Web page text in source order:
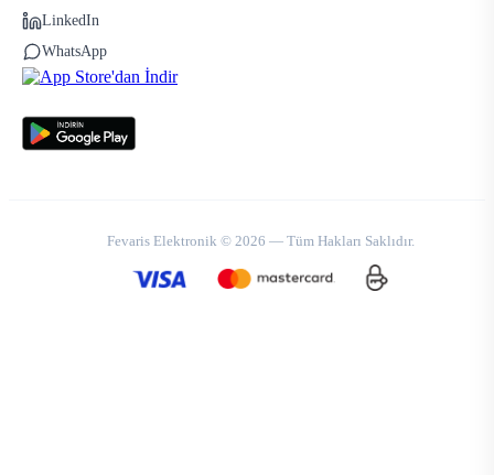
LinkedIn
WhatsApp
Fevaris Elektronik © 2026 — Tüm Hakları Saklıdır.